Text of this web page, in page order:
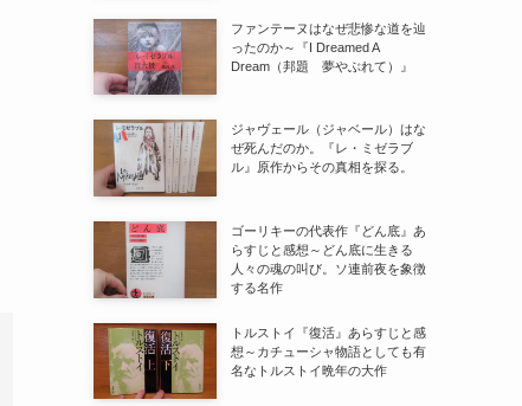
ファンテーヌはなぜ悲惨な道を辿
ったのか～『I Dreamed A
Dream（邦題 夢やぶれて）』
ジャヴェール（ジャベール）はな
ぜ死んだのか。『レ・ミゼラブ
ル』原作からその真相を探る。
ゴーリキーの代表作『どん底』あ
らすじと感想～どん底に生きる
人々の魂の叫び。ソ連前夜を象徴
する名作
トルストイ『復活』あらすじと感
想～カチューシャ物語としても有
名なトルストイ晩年の大作